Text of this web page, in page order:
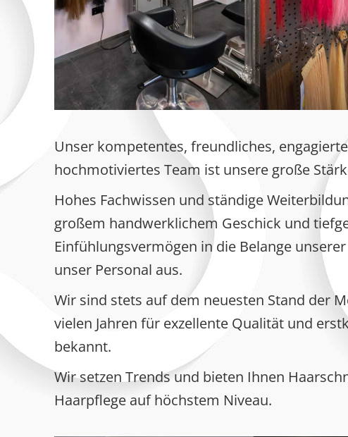
Unser kompetentes, freundliches,
hochmotiviertes Team ist unsere große
Hohes Fachwissen und ständige
großem handwerklichem Geschick und
Einfühlungsvermögen in die Belange
unser Personal aus.
Wir sind stets auf dem neuesten Stand der
vielen Jahren für exzellente Qualität und
bekannt.
Wir setzen Trends und bieten Ihnen
Haarpflege auf höchstem Niveau.